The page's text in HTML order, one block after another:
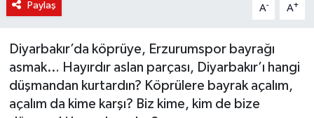
Paylaş A- A+
Diyarbakır’da köprüye, Erzurumspor bayrağı
asmak… Hayırdır aslan parçası, Diyarbakır’ı hangi
düşmandan kurtardın? Köprülere bayrak açalım,
açalım da kime karşı? Biz kime, kim de bize
Spor